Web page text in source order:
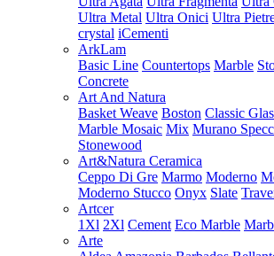
Ultra Metal Ultra Onici Ultra
crystal iCementi
ArkLam
Basic Line Countertops Marble
Concrete
Art And Natura
Basket Weave Boston Classic
Marble Mosaic Mix Murano
Stonewood
Art&Natura Ceramica
Ceppo Di Gre Marmo Moderno
Moderno Stucco Onyx Slate
Artcer
1Xl 2Xl Cement Eco Marble
Arte